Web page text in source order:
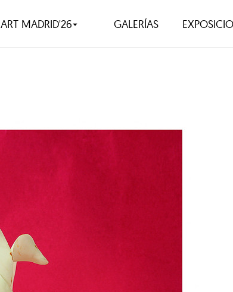
ART MADRID'26 GALERÍAS